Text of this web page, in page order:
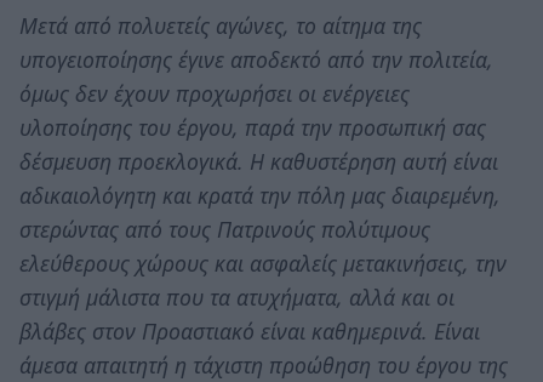
Μετά από πολυετείς αγώνες, το αίτημα της
υπογειοποίησης έγινε αποδεκτό από την πολιτεία,
όμως δεν έχουν προχωρήσει οι ενέργειες
υλοποίησης του έργου, παρά την προσωπική σας
δέσμευση προεκλογικά. Η καθυστέρηση αυτή είναι
αδικαιολόγητη και κρατά την πόλη μας διαιρεμένη,
στερώντας από τους Πατρινούς πολύτιμους
ελεύθερους χώρους και ασφαλείς μετακινήσεις, την
στιγμή μάλιστα που τα ατυχήματα, αλλά και οι
βλάβες στον Προαστιακό είναι καθημερινά. Είναι
άμεσα απαιτητή η τάχιστη προώθηση του έργου της